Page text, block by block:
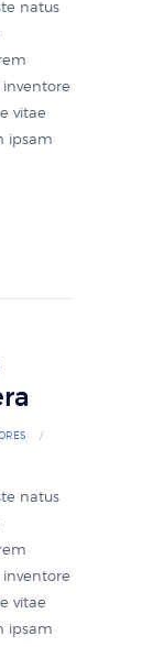
natus
vitae
ipsam
natus
vitae
ipsam